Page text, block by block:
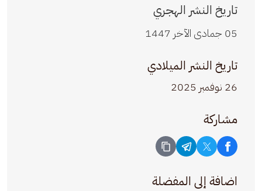
تاريخ النشر الهجري
05 جمادى الآخر 1447
تاريخ النشر الميلادي
26 نوفمبر 2025
مشاركة
اضافة إلى المفضلة